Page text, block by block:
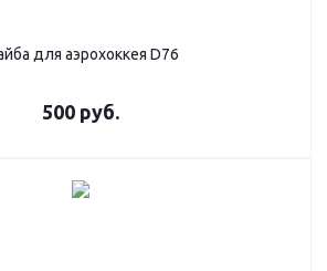
для аэрохоккея D76
500 руб.